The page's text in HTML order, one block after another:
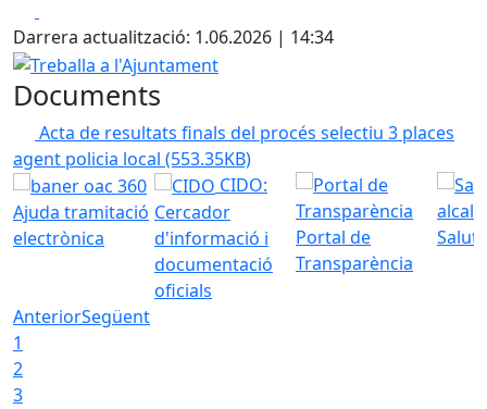
Darrera actualització: 1.06.2026 | 14:34
Treballa a l'Ajuntament
Documents
Acta de resultats finals del procés selectiu 3 places
agent policia local (553.35KB)
Ajuda tramitació
electrònica
CIDO:
Cercador
d'informació i
documentació
oficials
Portal de
Transparència
AnteriorSegüent
1
2
3